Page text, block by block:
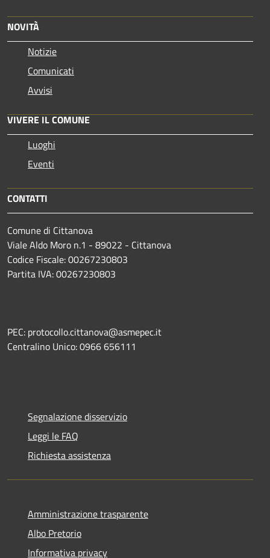
NOVITÀ
Notizie
Comunicati
Avvisi
VIVERE IL COMUNE
Luoghi
Eventi
CONTATTI
Comune di Cittanova
Viale Aldo Moro n.1 - 89022 - Cittanova
Codice Fiscale: 00267230803
Partita IVA: 00267230803
PEC: protocollo.cittanova@asmepec.it
Centralino Unico: 0966 656111
Segnalazione disservizio
Leggi le FAQ
Richiesta assistenza
Amministrazione trasparente
Albo Pretorio
Informativa privacy